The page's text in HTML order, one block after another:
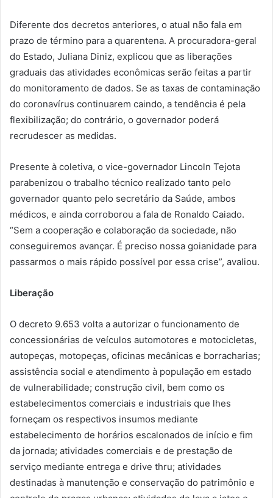
Diferente dos decretos anteriores, o atual não fala em
prazo de término para a quarentena. A procuradora-geral
do Estado, Juliana Diniz, explicou que as liberações
graduais das atividades econômicas serão feitas a partir
do monitoramento de dados. Se as taxas de contaminação
do coronavírus continuarem caindo, a tendência é pela
flexibilização; do contrário, o governador poderá
recrudescer as medidas.
Presente à coletiva, o vice-governador Lincoln Tejota
parabenizou o trabalho técnico realizado tanto pelo
governador quanto pelo secretário da Saúde, ambos
médicos, e ainda corroborou a fala de Ronaldo Caiado.
“Sem a cooperação e colaboração da sociedade, não
conseguiremos avançar. É preciso nossa goianidade para
passarmos o mais rápido possível por essa crise”, avaliou.
Liberação
O decreto 9.653 volta a autorizar o funcionamento de
concessionárias de veículos automotores e motocicletas,
autopeças, motopeças, oficinas mecânicas e borracharias;
assistência social e atendimento à população em estado
de vulnerabilidade; construção civil, bem como os
estabelecimentos comerciais e industriais que lhes
forneçam os respectivos insumos mediante
estabelecimento de horários escalonados de início e fim
da jornada; atividades comerciais e de prestação de
serviço mediante entrega e drive thru; atividades
destinadas à manutenção e conservação do patrimônio e